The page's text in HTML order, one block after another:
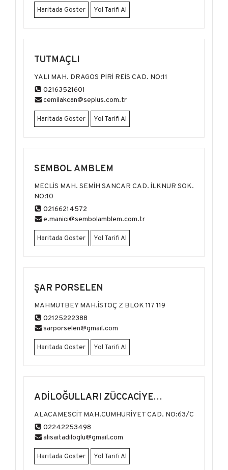
Haritada Göster Yol Tarifi Al
TUTMAÇLI
YALI MAH. DRAGOS PİRİ REİS CAD. NO:11
02163521601
cemilakcan@seplus.com.tr
Haritada Göster Yol Tarifi Al
SEMBOL AMBLEM
MECLİS MAH. SEMİH SANCAR CAD. İLKNUR SOK.
NO:10
02166214572
e.manici@sembolamblem.com.tr
Haritada Göster Yol Tarifi Al
ŞAR PORSELEN
MAHMUTBEY MAH.İSTOÇ Z BLOK 117 119
02125222388
sarporselen@gmail.com
Haritada Göster Yol Tarifi Al
ADİLOĞULLARI ZÜCCACİYE
MAĞAZALARI
ALACAMESCİT MAH.CUMHURİYET CAD. NO:63/C
02242253498
alisaitadiloglu@gmail.com
Haritada Göster Yol Tarifi Al